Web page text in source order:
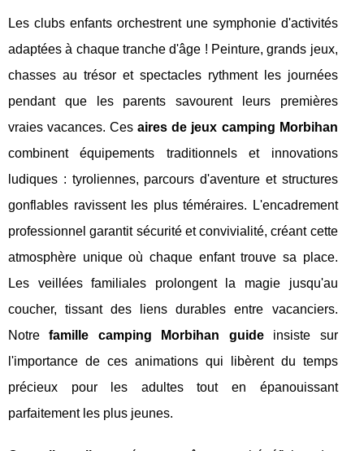
Les clubs enfants orchestrent une symphonie d'activités
adaptées à chaque tranche d'âge ! Peinture, grands jeux,
chasses au trésor et spectacles rythment les journées
pendant que les parents savourent leurs premières
vraies vacances. Cesaires de jeux camping Morbihan
combinent équipements traditionnels et innovations
ludiques : tyroliennes, parcours d'aventure et structures
gonflables ravissent les plus téméraires. L'encadrement
professionnel garantit sécurité et convivialité, créant cette
atmosphère unique où chaque enfant trouve sa place.
Les veillées familiales prolongent la magie jusqu'au
coucher, tissant des liens durables entre vacanciers.
Notrefamille camping Morbihan guideinsiste sur
l'importance de ces animations qui libèrent du temps
précieux pour les adultes tout en épanouissant
parfaitement les plus jeunes.